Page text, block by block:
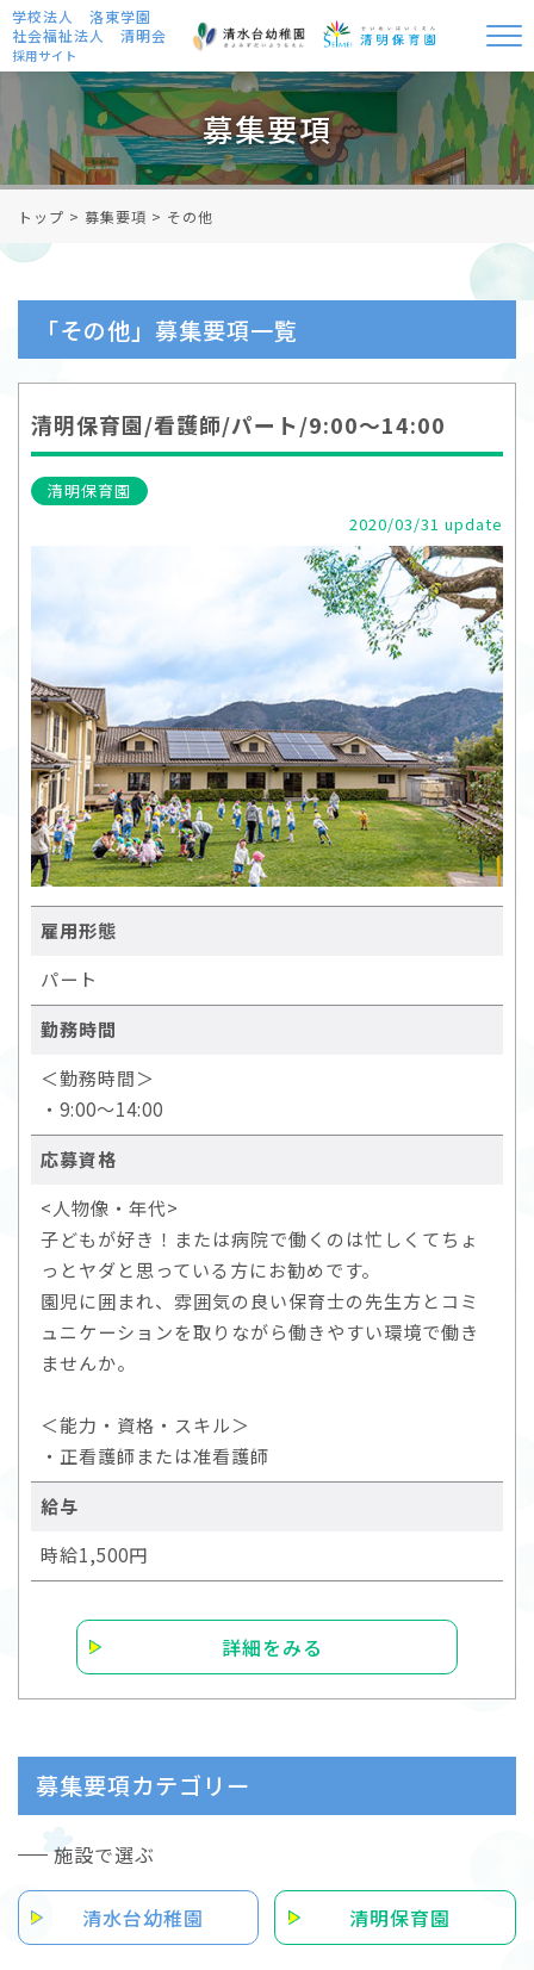
学校法人 洛東学園
社会福祉法人 清明会
採用サイト
募集要項
トップ > 募集要項 > その他
「その他」募集要項一覧
清明保育園/看護師/パート/9:00～14:00
清明保育園
2020/03/31 update
雇用形態
パート
勤務時間
＜勤務時間＞
・9:00～14:00
応募資格
<人物像・年代>
子どもが好き！または病院で働くのは忙しくてちょ
っとヤダと思っている方にお勧めです。
園児に囲まれ、雰囲気の良い保育士の先生方とコミ
ュニケーションを取りながら働きやすい環境で働き
ませんか。
＜能力・資格・スキル＞
・正看護師または准看護師
給与
時給1,500円
詳細をみる
募集要項カテゴリー
施設で選ぶ
清水台幼稚園 清明保育園